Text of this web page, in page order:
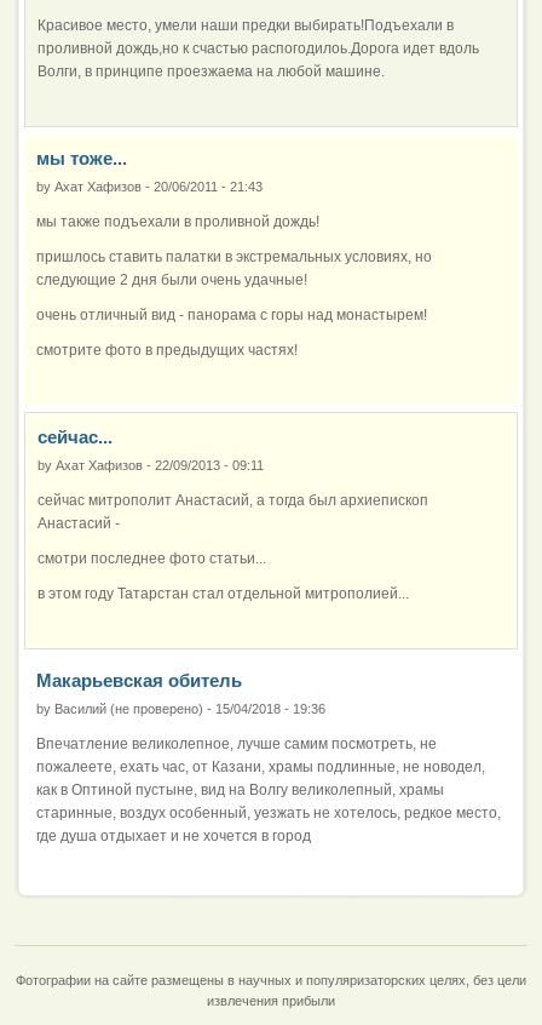
Красивое место, умели наши предки выбирать!Подъехали в
проливной дождь,но к счастью распогодилоь.Дорога идет вдоль
Волги, в принципе проезжаема на любой машине.
мы тоже...
by Ахат Хафизов - 20/06/2011 - 21:43
мы также подъехали в проливной дождь!
пришлось ставить палатки в экстремальных условиях, но
следующие 2 дня были очень удачные!
очень отличный вид - панорама с горы над монастырем!
смотрите фото в предыдущих частях!
сейчас...
by Ахат Хафизов - 22/09/2013 - 09:11
сейчас митрополит Анастасий, а тогда был архиепископ
Анастасий -
смотри последнее фото статьи...
в этом году Татарстан стал отдельной митрополией...
Макарьевская обитель
by Василий (не проверено) - 15/04/2018 - 19:36
Впечатление великолепное, лучше самим посмотреть, не
пожалеете, ехать час, от Казани, храмы подлинные, не новодел,
как в Оптиной пустыне, вид на Волгу великолепный, храмы
старинные, воздух особенный, уезжать не хотелось, редкое место,
где душа отдыхает и не хочется в город
Фотографии на сайте размещены в научных и популяризаторских целях, без цели
извлечения прибыли